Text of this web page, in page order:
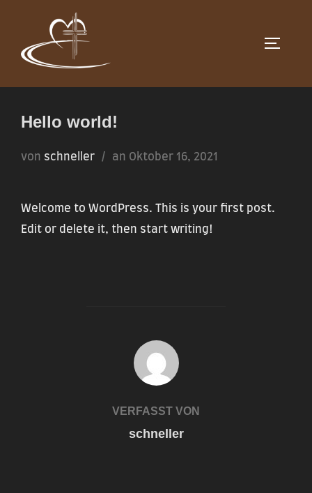
springen
Hello world!
von schneller an Veröffentlicht
Oktober 16, 2021
Welcome to WordPress. This is your first post.
Edit or delete it, then start writing!
BEITRAGSAUTOR
VERFASST VON
schneller